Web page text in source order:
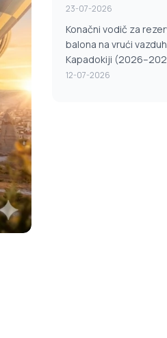
23-07-2026
Konačni vodič za
balona na vrući
Kapadokiji
12-07-2026